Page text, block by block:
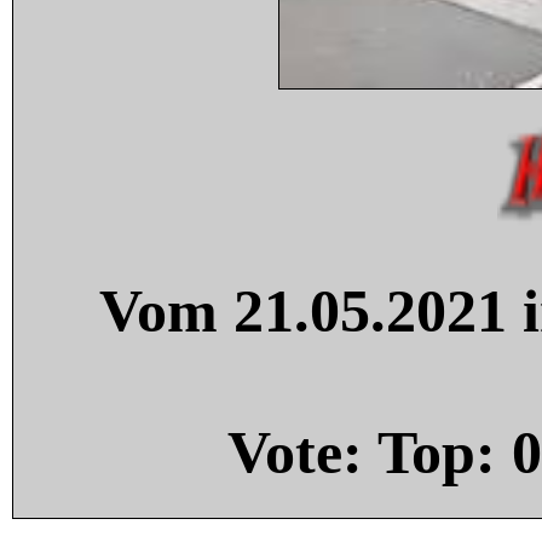
Vom
Vote: Top: 0